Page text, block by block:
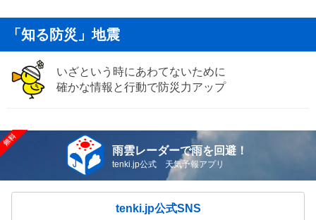
「知る防災」地震
いざという時にあわてないために
確かな情報と行動で防災力アップ
雨雲レーダーで雨を回避！
tenki.jp公式 天気予報アプリ
tenki.jp公式SNS